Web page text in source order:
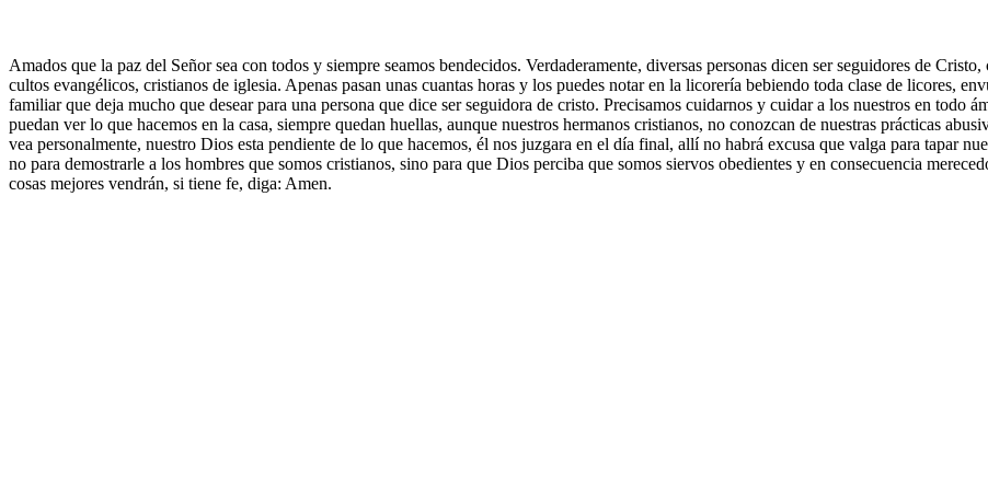
Amados que la paz del Señor sea con todos y siempre seamos bendecidos. Verdaderamente, diversas personas dicen ser seguidores de
cultos evangélicos, cristianos de iglesia. Apenas pasan unas cuantas horas y los puedes notar en la licorería bebiendo toda clase de licores,
familiar que deja mucho que desear para una persona que dice ser seguidora de cristo. Precisamos cuidarnos y cuidar a los nuestros en todo
puedan ver lo que hacemos en la casa, siempre quedan huellas, aunque nuestros hermanos cristianos, no conozcan de nuestras prácticas
vea personalmente, nuestro Dios esta pendiente de lo que hacemos, él nos juzgara en el día final, allí no habrá excusa que valga para tapar
no para demostrarle a los hombres que somos cristianos, sino para que Dios perciba que somos siervos obedientes y en consecuencia
cosas mejores vendrán, si tiene fe, diga: Amen.